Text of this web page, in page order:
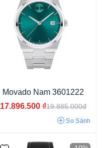
37 - 40 mm
Movado Nam 3601222
17.896.500 ₫19.885.000đ
So Sánh